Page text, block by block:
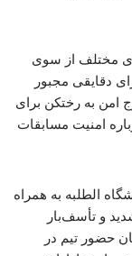
مختلف از سوی
دقایقی مجبور
امن به رختکن برای
امنیت مسابقات
الطلبه به همراه
و تأسف‌بار
حضور تیم در